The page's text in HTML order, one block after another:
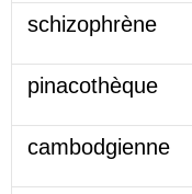
schizophrène
pinacothèque
cambodgienne